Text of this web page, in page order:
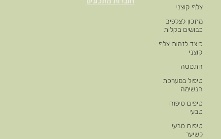
צלף קוצני
מתכון לצלפים
כבושים בקלות
כיצד לזהות צלף
קוצני
התססה
טיפול במערכת
הנשימה
טיפים טיפוח
טבעי
טיפוח טבעי
לשיער